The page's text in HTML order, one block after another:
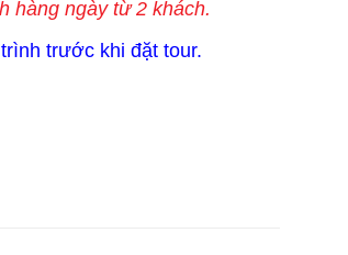
hàng ngày từ 2 khách.
trước khi đặt tour.
Cho Gia Đình Có Trẻ Em quantity